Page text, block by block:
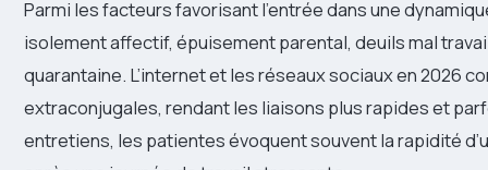
Parmi les facteurs favorisant l’entrée dans une
isolement affectif, épuisement parental, deuils mal
quarantaine. L’internet et les réseaux sociaux en 2026
extraconjugales, rendant les liaisons plus rapides et
entretiens, les patientes évoquent souvent la rapidité